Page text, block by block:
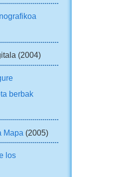
(2004)
berbak
Mapa (2005)
los